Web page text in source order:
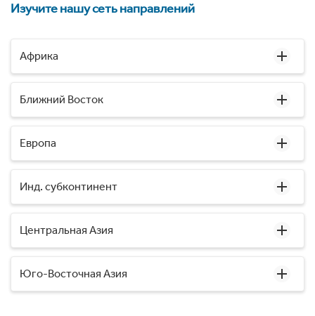
Изучите нашу сеть направлений
Африка
Ближний Восток
Европа
Инд. субконтинент
Центральная Азия
Юго-Восточная Азия